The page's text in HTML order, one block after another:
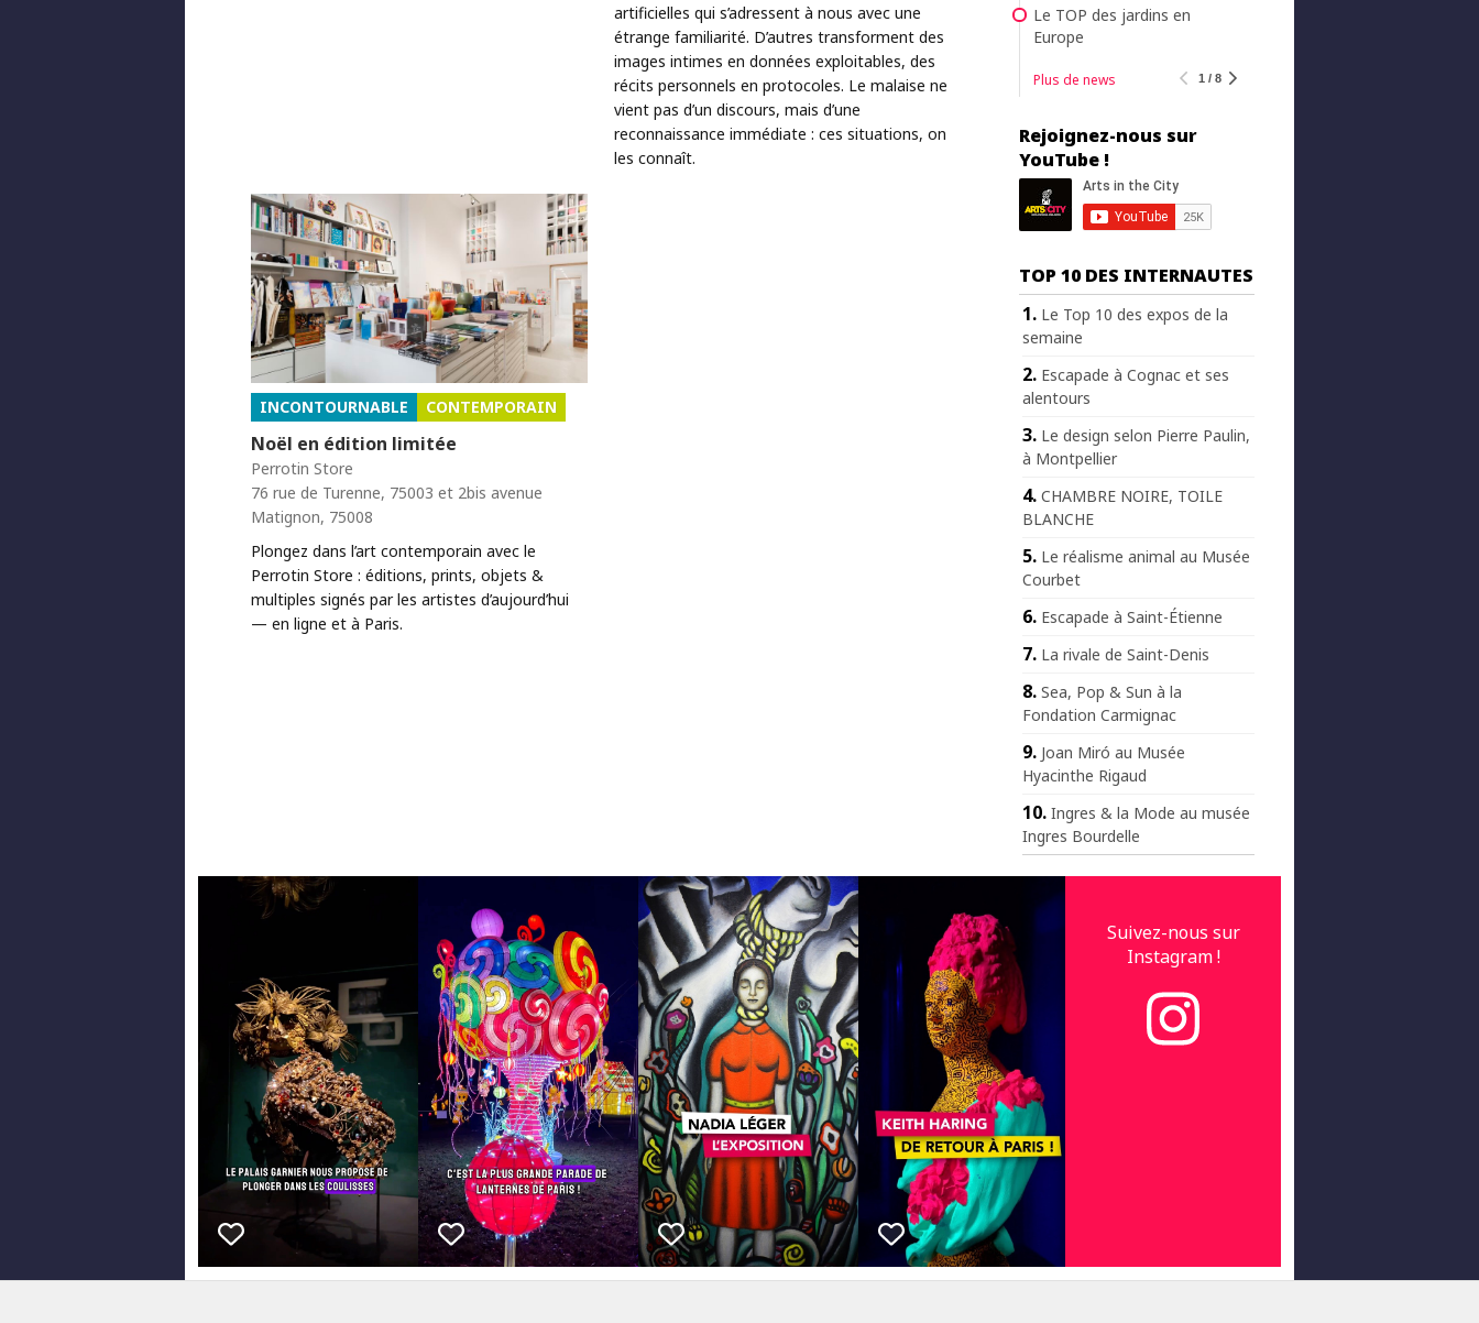
artificielles qui s’adressent à nous avec une
étrange familiarité. D’autres transforment des
images intimes en données exploitables, des
récits personnels en protocoles. Le malaise ne
vient pas d’un discours, mais d’une
reconnaissance immédiate : ces situations, on
les connaît.
INCONTOURNABLE CONTEMPORAIN
Noël en édition limitée
Perrotin Store
76 rue de Turenne, 75003 et 2bis avenue
Matignon, 75008
Plongez dans l’art contemporain avec le
Perrotin Store : éditions, prints, objets &
multiples signés par les artistes d’aujourd’hui
— en ligne et à Paris.
Le TOP des jardins en
Europe
Plus de news 1 / 8
Rejoignez-nous sur
YouTube !
TOP 10 DES INTERNAUTES
Le Top 10 des expos de la
semaine
Escapade à Cognac et ses
alentours
Le design selon Pierre Paulin,
à Montpellier
CHAMBRE NOIRE, TOILE
BLANCHE
Le réalisme animal au Musée
Courbet
Escapade à Saint-Étienne
La rivale de Saint-Denis
Sea, Pop & Sun à la
Fondation Carmignac
Joan Miró au Musée
Hyacinthe Rigaud
Ingres & la Mode au musée
Ingres Bourdelle
Suivez-nous sur
Instagram !